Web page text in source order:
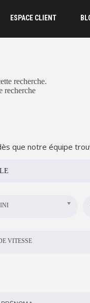
ESPACE CLIENT
recherche.
recherche
que notre équipe
VITESSE